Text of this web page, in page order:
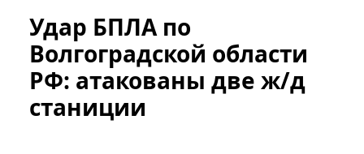
Удар БПЛА по
Волгоградской области
РФ: атакованы две ж/д
станиции